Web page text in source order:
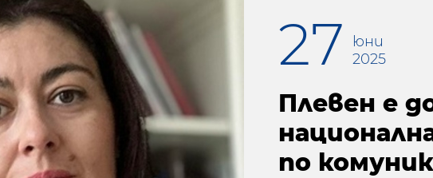
27
юни
2025
Плевен е
по